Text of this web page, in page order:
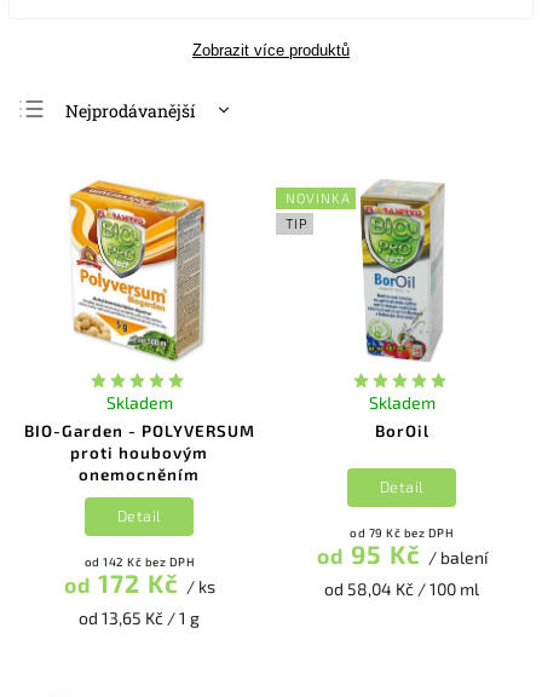
Zobrazit více produktů
Nejprodávanější
Nejdražší
Abecedně
BIO-Garden - POLYVERSUM
proti houbovým
onemocněním
Skladem
od 142 Kč bez DPH
od 172 Kč / ks
od 13,65 Kč / 1 g
Detail
NOVINKA
TIP
BorOil
Skladem
od 79 Kč bez DPH
od 95 Kč / balení
od 58,04 Kč / 100 ml
Detail